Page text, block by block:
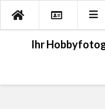
Ihr